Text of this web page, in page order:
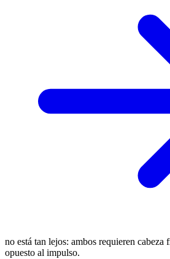
no está tan lejos: ambos requieren
opuesto al impulso.